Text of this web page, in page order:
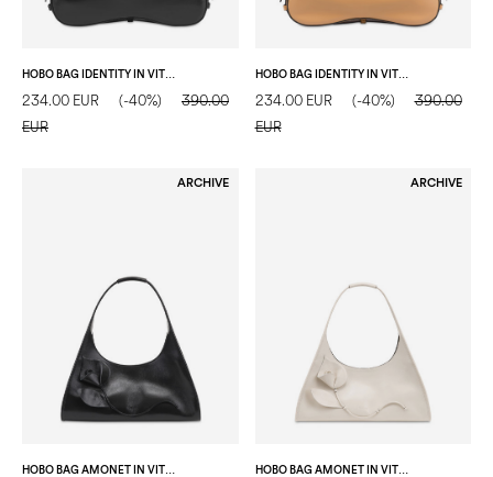
234.00 EUR (-40%)
390.00
EUR
HOBO BAG IDENTITY IN VITELLO SABBIA
234.00 EUR (-40%)
390.00
EUR
ARCHIVE ARCHIVE
HOBO BAG AMONET IN VITELLO AVORIO